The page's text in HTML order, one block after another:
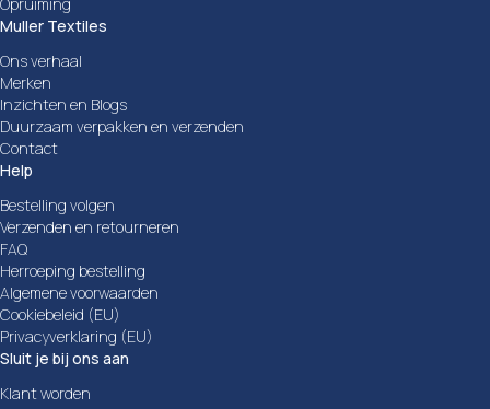
Muller Textiles
Ons verhaal
Merken
Inzichten en Blogs
Duurzaam verpakken en verzenden
Contact
Help
Bestelling volgen
Verzenden en retourneren
FAQ
Herroeping bestelling
Algemene voorwaarden
Cookiebeleid (EU)
Privacyverklaring (EU)
Sluit je bij ons aan
Klant worden